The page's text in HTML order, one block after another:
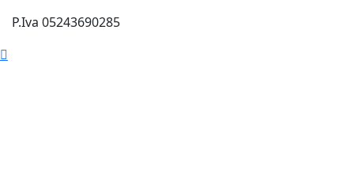
P.Iva 05243690285